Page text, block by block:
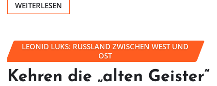
WEITERLESEN
LEONID LUKS: RUSSLAND ZWISCHEN WEST UND
OST
Kehren die „alten Geister“